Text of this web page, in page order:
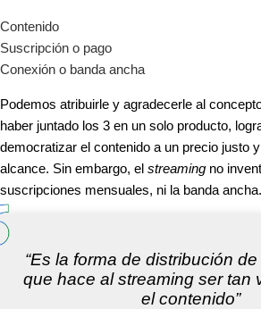
Contenido
Suscripción o pago
Conexión o banda ancha
Podemos atribuirle y agradecerle al
haber juntado los 3 en un solo producto,
democratizar el contenido a un precio justo
alcance. Sin embargo, el streaming no
suscripciones mensuales, ni la banda ancha.
“Es la forma de distribución
que hace al streaming ser tan
el contenido”